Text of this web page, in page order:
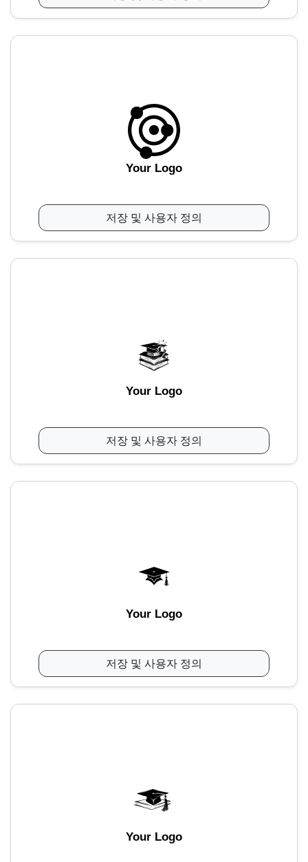
Your Logo
저장 및 사용자 정의
Your Logo
저장 및 사용자 정의
Your Logo
저장 및 사용자 정의
Your Logo